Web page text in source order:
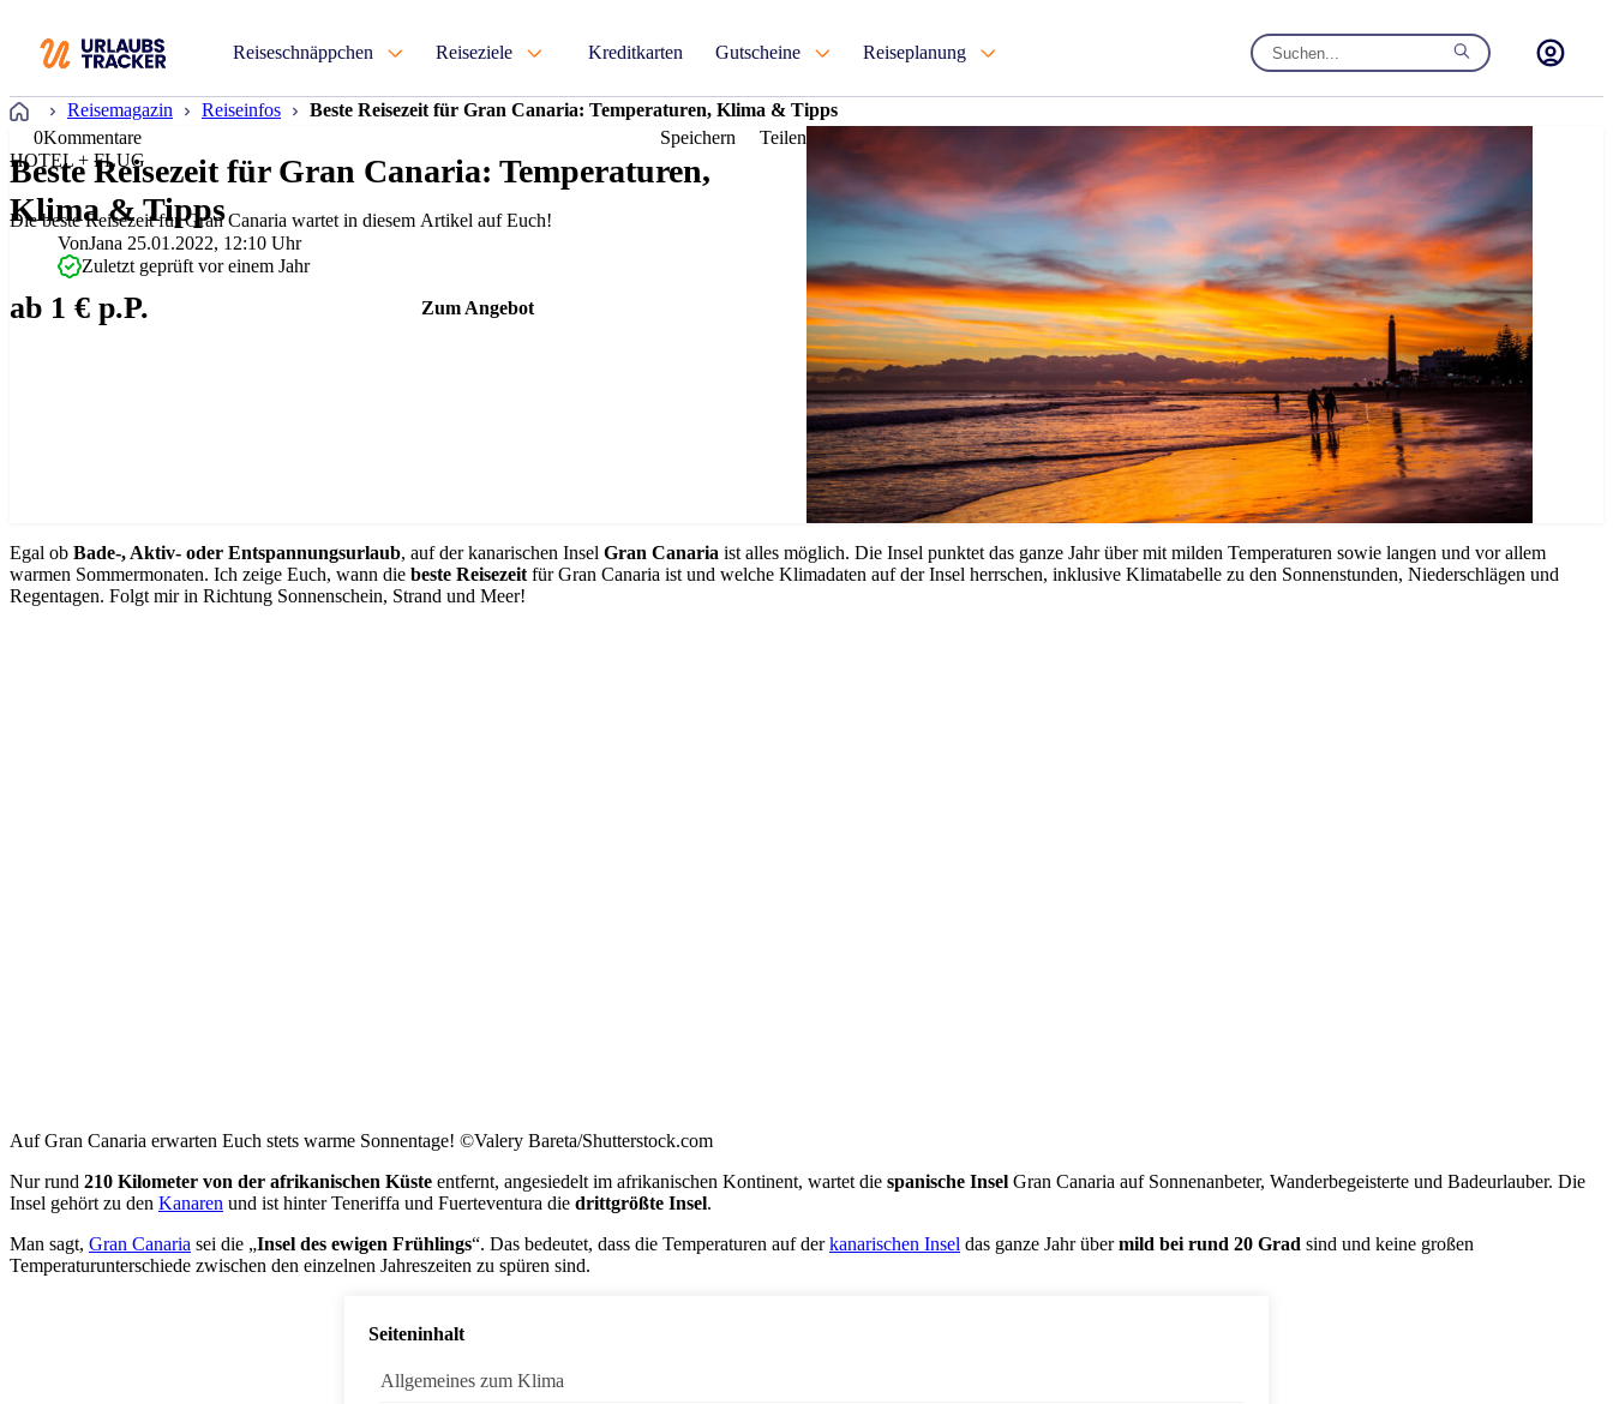
Reiseschnäppchen Reiseziele Kreditkarten Gutscheine Reiseplanung
Startseite
Reisemagazin Reiseinfos
Beste Reisezeit für Gran Canaria: Temperaturen, Klima & Tipps
0Kommentare Speichern
Teilen
HOTEL + FLUG
Beste Reisezeit für Gran Canaria: Temperaturen,
Klima & Tipps
Die beste Reisezeit für Gran Canaria wartet in diesem Artikel auf Euch!
VonJana 25.01.2022, 12:10 Uhr
Zuletzt geprüft vor einem Jahr
ab 1 € p.P. Zum Angebot
Egal ob Bade-, Aktiv- oder Entspannungsurlaub, auf der kanarischen Insel Gran Canaria ist alles möglich. Die Insel punktet das ganze Jahr über mit milden Temperaturen sowie langen und vor allem
warmen Sommermonaten. Ich zeige Euch, wann die beste Reisezeit für Gran Canaria ist und welche Klimadaten auf der Insel herrschen, inklusive Klimatabelle zu den Sonnenstunden, Niederschlägen und
Regentagen. Folgt mir in Richtung Sonnenschein, Strand und Meer!
Auf Gran Canaria erwarten Euch stets warme Sonnentage! ©Valery Bareta/Shutterstock.com
Nur rund 210 Kilometer von der afrikanischen Küste entfernt, angesiedelt im afrikanischen Kontinent, wartet die spanische Insel Gran Canaria auf Sonnenanbeter, Wanderbegeisterte und Badeurlauber. Die
Insel gehört zu den Kanaren und ist hinter Teneriffa und Fuerteventura die drittgrößte Insel.
Man sagt, Gran Canaria sei die „Insel des ewigen Frühlings“. Das bedeutet, dass die Temperaturen auf derkanarischen Insel das ganze Jahr übermild bei rund 20 Grad sind und keine großen
Temperaturunterschiede zwischen den einzelnen Jahreszeiten zu spüren sind.
Seiteninhalt
Allgemeines zum Klima